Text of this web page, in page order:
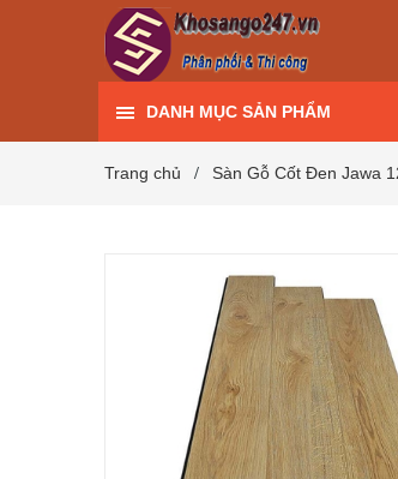
DANH MỤC SẢN PHẨM
Trang chủ / Sàn Gỗ Cốt Đen Jawa